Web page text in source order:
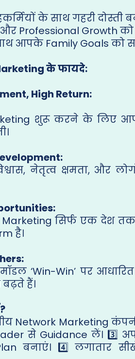
के साथ गहरी दोस्ती
Professional Growth
आपके Family Goals को
के फायदे:
High Return:
शुरू करने के लिए
नेतृत्व क्षमता, और
सिर्फ एक देश
है।
‘Win-Win’ पर
हैं।
Network Marketing
से Guidance लें। 3️⃣
बनाएं। 4️⃣ लगातार